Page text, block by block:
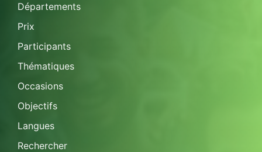
Départements
Prix
Participants
Thématiques
Occasions
Objectifs
Langues
Rechercher